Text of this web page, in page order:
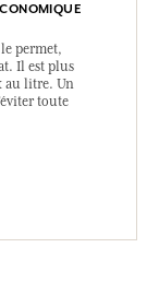
permet,
Il est plus
au litre. Un
toute